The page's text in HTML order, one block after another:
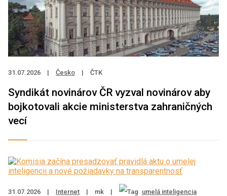
31.07.2026 | Česko | ČTK
Syndikát novinárov ČR vyzval novinárov aby
bojkotovali akcie ministerstva zahraničných
vecí
31.07.2026 | Internet | mk | umelá inteligencia